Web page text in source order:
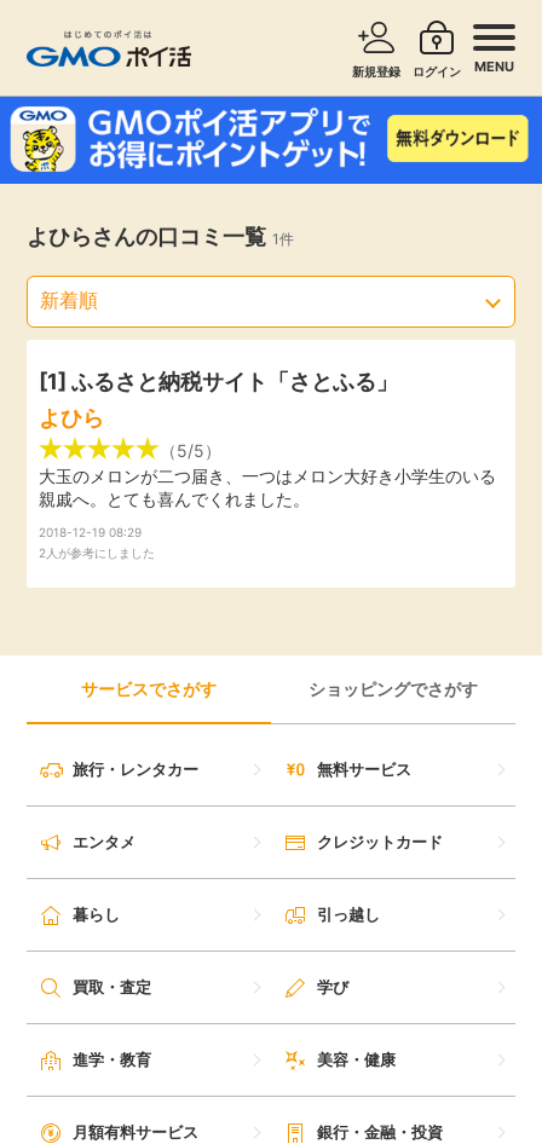
新規登録 ログイン MENU
お知らせ
新着
高還元
無料
アンケート
モニター
ポイ活お得情報
サービスで探す ショッピングで探す
旅行・レンタカー
エンタメ
クレジットカード
暮らし
進学・教育
美容・健康
月額有料サービス
よひらさんの口コミ一覧 1件
[1] ふるさと納税サイト「さとふる」
よひら
（5/5）
大玉のメロンが二つ届き、一つはメロン大好き小学生のいる
親戚へ。とても喜んでくれました。
2018-12-19 08:29
2人が参考にしました
サービスでさがす ショッピングでさがす
旅行・レンタカー 無料サービス
エンタメ クレジットカード
暮らし 引っ越し
買取・査定 学び
進学・教育 美容・健康
月額有料サービス 銀行・金融・投資